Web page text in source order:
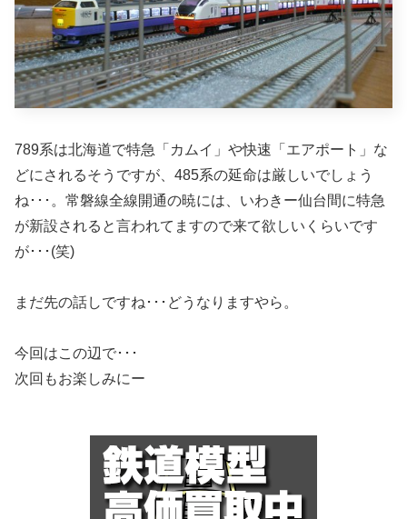
789系は北海道で特急「カムイ」や快速「エアポート」な
どにされるそうですが、485系の延命は厳しいでしょう
ね･･･。常磐線全線開通の暁には、いわきー仙台間に特急
が新設されると言われてますので来て欲しいくらいです
が･･･(笑)
まだ先の話しですね･･･どうなりますやら。
今回はこの辺で･･･
次回もお楽しみにー